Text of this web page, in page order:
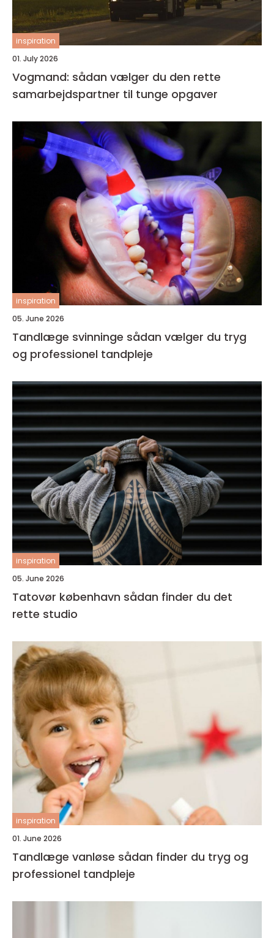
inspiration
01. July 2026
Vogmand: sådan vælger du den rette
samarbejdspartner til tunge opgaver
inspiration
05. June 2026
Tandlæge svinninge sådan vælger du tryg
og professionel tandpleje
inspiration
05. June 2026
Tatovør københavn sådan finder du det
rette studio
inspiration
01. June 2026
Tandlæge vanløse sådan finder du tryg og
professionel tandpleje